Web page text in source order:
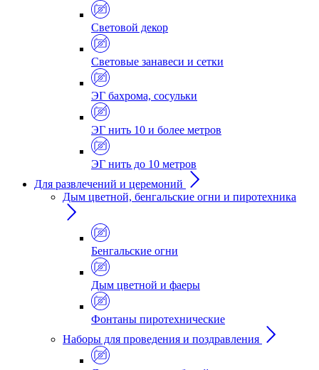
Световой декор
Световые занавеси и сетки
ЭГ бахрома, сосульки
ЭГ нить 10 и более метров
ЭГ нить до 10 метров
Для развлечений и церемоний
Дым цветной, бенгальские огни и пиротехника
Бенгальские огни
Дым цветной и фаеры
Фонтаны пиротехнические
Наборы для проведения и поздравления